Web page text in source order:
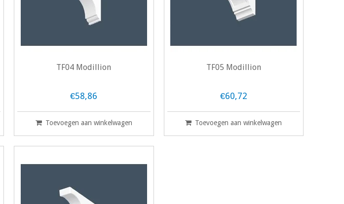
TF04 Modillion
€58,86
Toevoegen aan winkelwagen
TF05 Modillion
€60,72
Toevoegen aan winkelwagen